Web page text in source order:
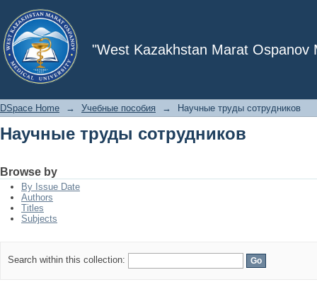
"West Kazakhstan Marat Ospanov
Научные труды сотрудников
DSpace Home → Учебные пособия → Научные труды сотрудников
Научные труды сотрудников
Browse by
By Issue Date
Authors
Titles
Subjects
Search within this collection: